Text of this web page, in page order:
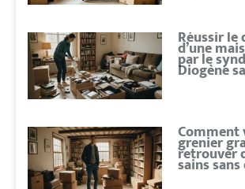
Réussir le
d’une
par le
Diogène
Comment
grenier
retrouver
sains